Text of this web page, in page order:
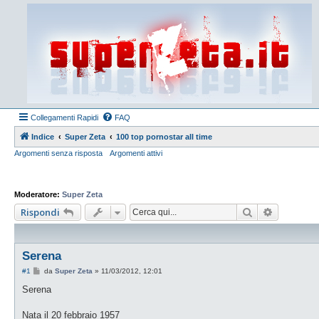
Collegamenti Rapidi FAQ
Indice Super Zeta
100 top pornostar all time
Argomenti senza risposta
Argomenti attivi
Moderatore: Super Zeta
Rispondi Cerca
Serena
#1
M
s
g
da Super Zeta » 11/03/2012, 12:01
Serena
Nata il 20 febbraio 1957